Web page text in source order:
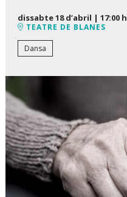
dissabte 18 d’abril | 17:00 h
TEATRE DE BLANES
Dansa